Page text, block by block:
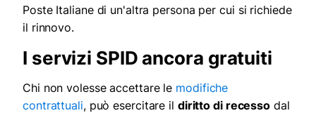
Poste Italiane di un'altra persona per cui si richiede
il rinnovo.
I servizi SPID ancora gratuiti
Chi non volesse accettare le modifiche
contrattuali, può esercitare il diritto di recesso dal